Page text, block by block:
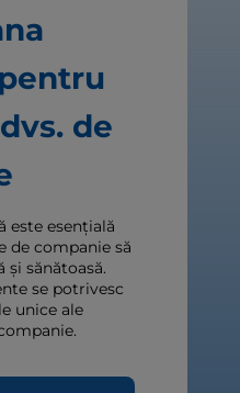
de
este esențială
de companie să
sănătoasă.
se potrivesc
unice ale